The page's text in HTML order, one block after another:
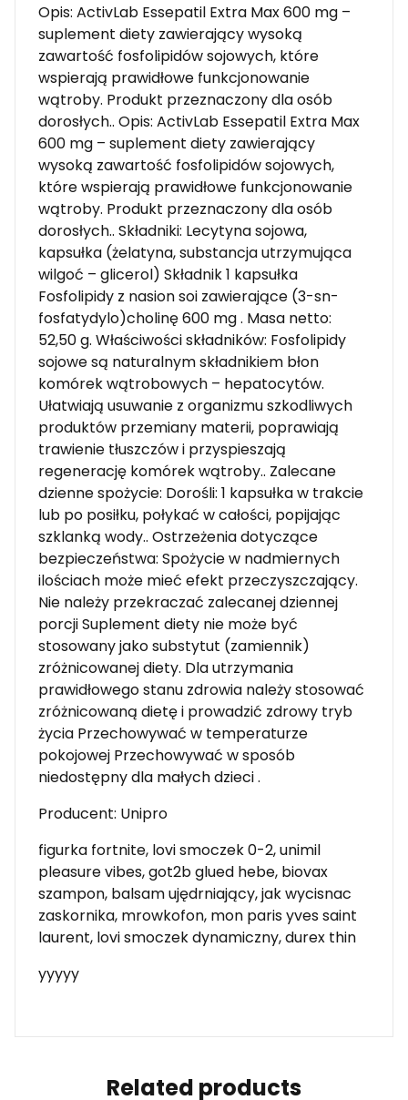
Opis: ActivLab Essepatil Extra Max 600 mg –
suplement diety zawierający wysoką
zawartość fosfolipidów sojowych, które
wspierają prawidłowe funkcjonowanie
wątroby. Produkt przeznaczony dla osób
dorosłych.. Opis: ActivLab Essepatil Extra Max
600 mg – suplement diety zawierający
wysoką zawartość fosfolipidów sojowych,
które wspierają prawidłowe funkcjonowanie
wątroby. Produkt przeznaczony dla osób
dorosłych.. Składniki: Lecytyna sojowa,
kapsułka (żelatyna, substancja utrzymująca
wilgoć – glicerol) Składnik 1 kapsułka
Fosfolipidy z nasion soi zawierające (3-sn-
fosfatydylo)cholinę 600 mg . Masa netto:
52,50 g. Właściwości składników: Fosfolipidy
sojowe są naturalnym składnikiem błon
komórek wątrobowych – hepatocytów.
Ułatwiają usuwanie z organizmu szkodliwych
produktów przemiany materii, poprawiają
trawienie tłuszczów i przyspieszają
regenerację komórek wątroby.. Zalecane
dzienne spożycie: Dorośli: 1 kapsułka w trakcie
lub po posiłku, połykać w całości, popijając
szklanką wody.. Ostrzeżenia dotyczące
bezpieczeństwa: Spożycie w nadmiernych
ilościach może mieć efekt przeczyszczający.
Nie należy przekraczać zalecanej dziennej
porcji Suplement diety nie może być
stosowany jako substytut (zamiennik)
zróżnicowanej diety. Dla utrzymania
prawidłowego stanu zdrowia należy stosować
zróżnicowaną dietę i prowadzić zdrowy tryb
życia Przechowywać w temperaturze
pokojowej Przechowywać w sposób
niedostępny dla małych dzieci .
Producent: Unipro
figurka fortnite, lovi smoczek 0-2, unimil
pleasure vibes, got2b glued hebe, biovax
szampon, balsam ujędrniający, jak wycisnac
zaskornika, mrowkofon, mon paris yves saint
laurent, lovi smoczek dynamiczny, durex thin
yyyyy
Related products